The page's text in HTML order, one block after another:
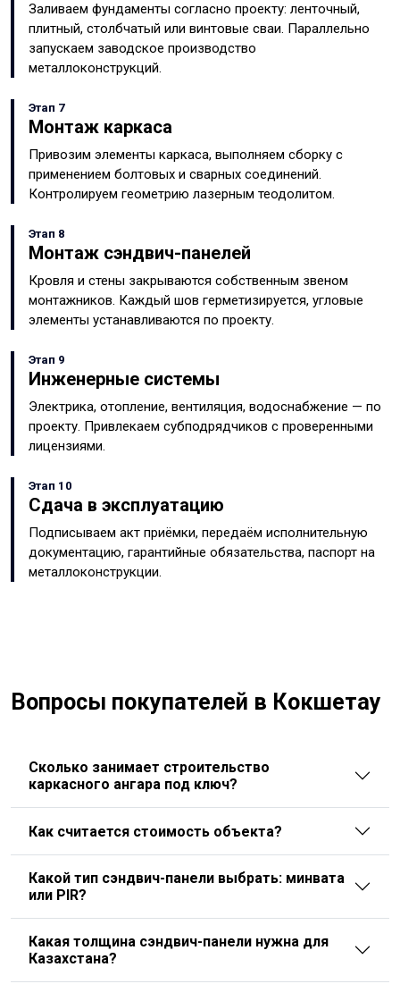
Заливаем фундаменты согласно проекту: ленточный,
плитный, столбчатый или винтовые сваи. Параллельно
запускаем заводское производство
металлоконструкций.
Этап 7
Монтаж каркаса
Привозим элементы каркаса, выполняем сборку с
применением болтовых и сварных соединений.
Контролируем геометрию лазерным теодолитом.
Этап 8
Монтаж сэндвич-панелей
Кровля и стены закрываются собственным звеном
монтажников. Каждый шов герметизируется, угловые
элементы устанавливаются по проекту.
Этап 9
Инженерные системы
Электрика, отопление, вентиляция, водоснабжение — по
проекту. Привлекаем субподрядчиков с проверенными
лицензиями.
Этап 10
Сдача в эксплуатацию
Подписываем акт приёмки, передаём исполнительную
документацию, гарантийные обязательства, паспорт на
металлоконструкции.
Вопросы покупателей в Кокшетау
Сколько занимает строительство
каркасного ангара под ключ?
Как считается стоимость объекта?
Какой тип сэндвич-панели выбрать: минвата
или PIR?
Какая толщина сэндвич-панели нужна для
Казахстана?